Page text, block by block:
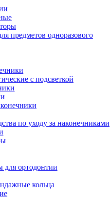
предметов одноразового
с подсветкой
по уходу за наконечниками
для ортодонтии
кольца